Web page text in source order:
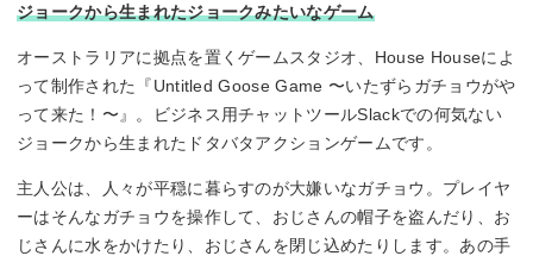
ジョークから生まれたジョークみたいなゲーム
オーストラリアに拠点を置くゲームスタジオ、House Houseによ
って制作された『Untitled Goose Game 〜いたずらガチョウがや
って来た！〜』。ビジネス用チャットツールSlackでの何気ない
ジョークから生まれたドタバタアクションゲームです。
主人公は、人々が平穏に暮らすのが大嫌いなガチョウ。プレイヤ
ーはそんなガチョウを操作して、おじさんの帽子を盗んだり、お
じさんに水をかけたり、おじさんを閉じ込めたりします。あの手